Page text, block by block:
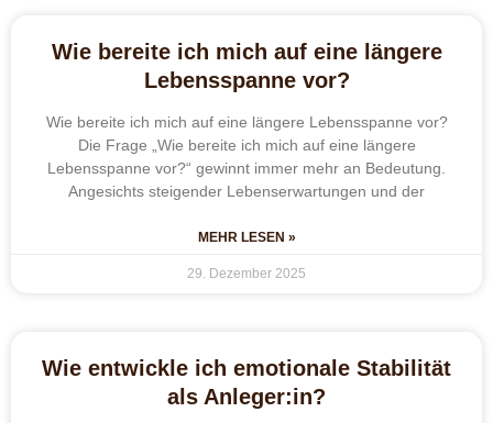
Wie bereite ich mich auf eine längere
Lebensspanne vor?
Wie bereite ich mich auf eine längere Lebensspanne vor?
Die Frage „Wie bereite ich mich auf eine längere
Lebensspanne vor?“ gewinnt immer mehr an Bedeutung.
Angesichts steigender Lebenserwartungen und der
MEHR LESEN »
29. Dezember 2025
Wie entwickle ich emotionale Stabilität
als Anleger:in?